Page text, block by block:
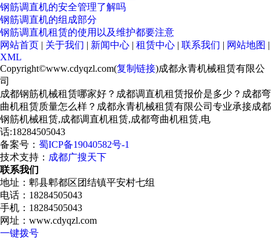
钢筋调直机的安全管理了解吗
钢筋调直机的组成部分
钢筋调直机租赁的使用以及维护都要注意
网站首页 | 关于我们 | 新闻中心 | 租赁中心 | 联系我们 | 网站地图 |
XML
Copyright©www.cdyqzl.com(复制链接)成都永青机械租赁有限公
司
成都钢筋机械租赁哪家好？成都调直机租赁报价是多少？成都弯
曲机租赁质量怎么样？成都永青机械租赁有限公司专业承接成都
钢筋机械租赁,成都调直机租赁,成都弯曲机租赁,电
话:18284505043
备案号： 蜀ICP备19040582号-1
技术支持： 成都广搜天下
联系我们
地址：郫县郫都区团结镇平安村七组
电话：18284505043
手机：18284505043
网址：www.cdyqzl.com
一键拨号